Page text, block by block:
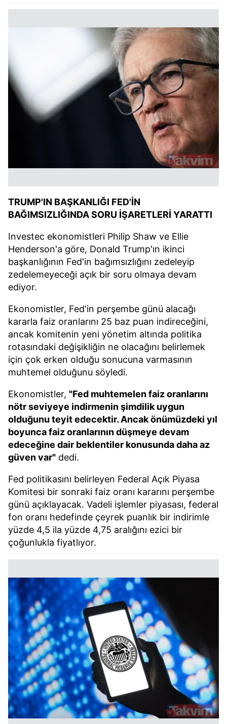
TRUMP'IN BAŞKANLIĞI FED'İN
BAĞIMSIZLIĞINDA SORU İŞARETLERİ YARATTI
Investec ekonomistleri Philip Shaw ve Ellie
Henderson'a göre, Donald Trump'ın ikinci
başkanlığının Fed'in bağımsızlığını zedeleyip
zedelemeyeceği açık bir soru olmaya devam
ediyor.
Ekonomistler, Fed'in perşembe günü alacağı
kararla faiz oranlarını 25 baz puan indireceğini,
ancak komitenin yeni yönetim altında politika
rotasındaki değişikliğin ne olacağını belirlemek
için çok erken olduğu sonucuna varmasının
muhtemel olduğunu söyledi.
Ekonomistler, "Fed muhtemelen faiz oranlarını
nötr seviyeye indirmenin şimdilik uygun
olduğunu teyit edecektir. Ancak önümüzdeki yıl
boyunca faiz oranlarının düşmeye devam
edeceğine dair beklentiler konusunda daha az
güven var" dedi.
Fed politikasını belirleyen Federal Açık Piyasa
Komitesi bir sonraki faiz oranı kararını perşembe
günü açıklayacak. Vadeli işlemler piyasası, federal
fon oranı hedefinde çeyrek puanlık bir indirimle
yüzde 4,5 ila yüzde 4,75 aralığını ezici bir
çoğunlukla fiyatlıyor.